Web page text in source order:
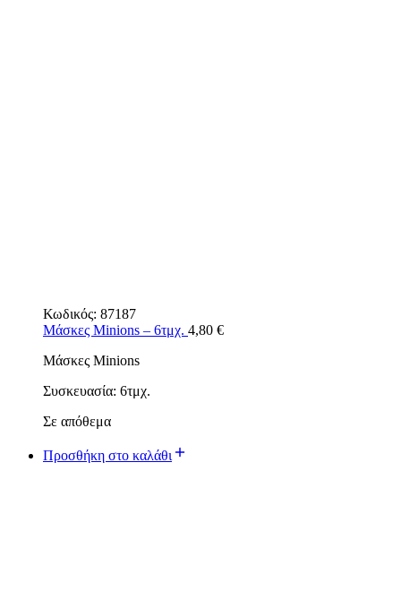
Κωδικός: 87187
Μάσκες Minions – 6τμχ. 4,80 €
Μάσκες Minions
Συσκευασία: 6τμχ.
Σε απόθεμα
Προσθήκη στο καλάθι